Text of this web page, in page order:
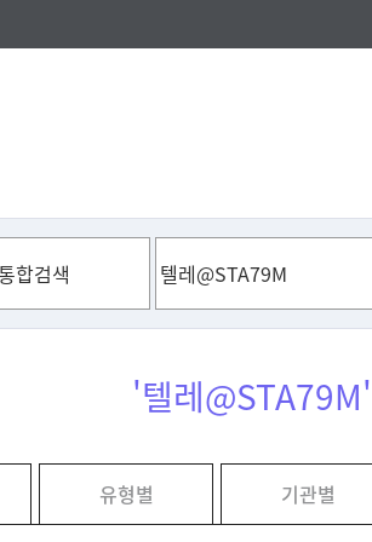
'텔레@STA79M'
유형별 기관별